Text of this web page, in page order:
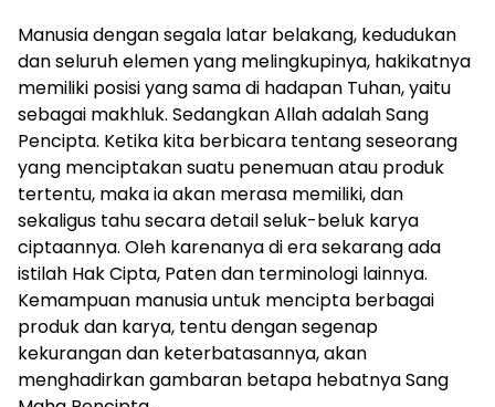
Manusia dengan segala latar belakang, kedudukan
dan seluruh elemen yang melingkupinya, hakikatnya
memiliki posisi yang sama di hadapan Tuhan, yaitu
sebagai makhluk. Sedangkan Allah adalah Sang
Pencipta. Ketika kita berbicara tentang seseorang
yang menciptakan suatu penemuan atau produk
tertentu, maka ia akan merasa memiliki, dan
sekaligus tahu secara detail seluk-beluk karya
ciptaannya. Oleh karenanya di era sekarang ada
istilah Hak Cipta, Paten dan terminologi lainnya.
Kemampuan manusia untuk mencipta berbagai
produk dan karya, tentu dengan segenap
kekurangan dan keterbatasannya, akan
menghadirkan gambaran betapa hebatnya Sang